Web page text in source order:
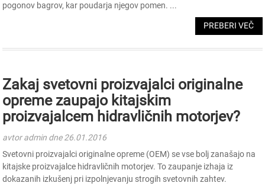
pogonov bagrov, kar poudarja njegov pomen. ...
PREBERI VEČ
Zakaj svetovni proizvajalci originalne
opreme zaupajo kitajskim
proizvajalcem hidravličnih motorjev?
avtor admin dne 26.01.2016
Svetovni proizvajalci originalne opreme (OEM) se vse bolj zanašajo na
kitajske proizvajalce hidravličnih motorjev. To zaupanje izhaja iz
dokazanih izkušenj pri izpolnjevanju strogih svetovnih zahtev.